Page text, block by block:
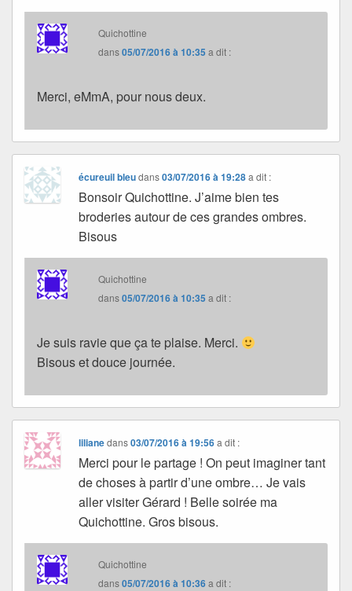
Quichottine
dans05/07/2016 à 10:35 a dit :
Merci, eMmA, pour nous deux.
écureuil bleudans03/07/2016 à 19:28 a dit :
Bonsoir Quichottine. J’aime bien tes
broderies autour de ces grandes ombres.
Bisous
Quichottine
dans05/07/2016 à 10:35 a dit :
Je suis ravie que ça te plaise. Merci.
Bisous et douce journée.
lilianedans03/07/2016 à 19:56 a dit :
Merci pour le partage ! On peut imaginer tant
de choses à partir d’une ombre… Je vais
aller visiter Gérard ! Belle soirée ma
Quichottine. Gros bisous.
Quichottine
dans05/07/2016 à 10:36a dit :